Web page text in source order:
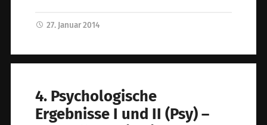
27. Januar 2014
4. Psychologische
Ergebnisse I und II (Psy) –